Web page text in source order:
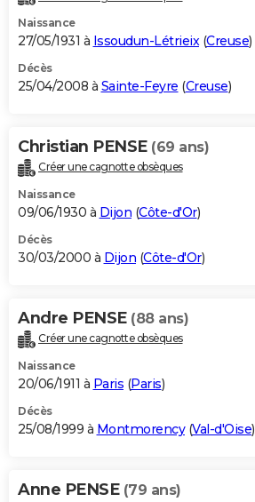
Naissance
27/05/1931 à Issoudun-Létrieix(Creuse)
Décès
25/04/2008 à Sainte-Feyre (Creuse)
Christian PENSE (69 ans)
Créer une cagnotte obsèques
Naissance
09/06/1930 à Dijon (Côte-d'Or)
Décès
30/03/2000 à Dijon (Côte-d'Or)
Andre PENSE (88 ans)
Créer une cagnotte obsèques
Naissance
20/06/1911 à Paris (Paris)
Décès
25/08/1999 à Montmorency(Val-d'Oise)
Anne PENSE (79 ans)